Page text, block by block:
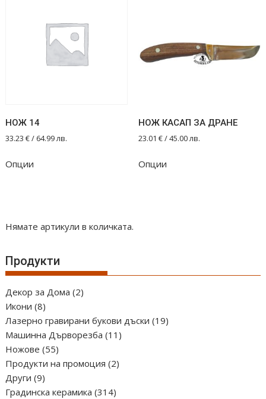
НОЖ 14
33.23€/ 64.99 лв.
Опции
НОЖ КАСАП ЗА ДРАНЕ
23.01 €/ 45.00 лв.
Опции
Нямате артикули в количката.
Продукти
Декор за Дома 22
Икони 88
продукта
Лазерно гравирани букови дъски 1919
Машинна Дърворезба 11 11
Ножове 5555
продукта
Продукти на промоция 22
Други 99
продукта
Градинска керамика 314314